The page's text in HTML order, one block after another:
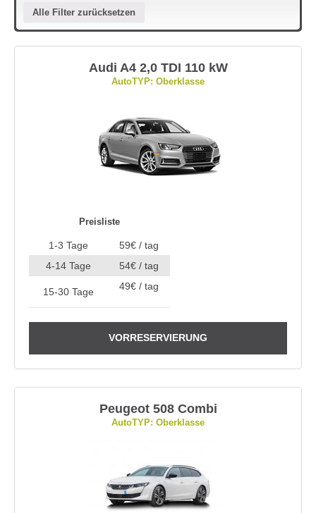
Alle Filter zurücksetzen
Audi A4 2,0 TDI 110 kW
AutoTYP: Oberklasse
Preisliste
1-3 Tage
59€ / tag
4-14 Tage
54€ / tag
15-30 Tage 49€ / tag
VORRESERVIERUNG
Peugeot 508 Combi
AutoTYP: Oberklasse